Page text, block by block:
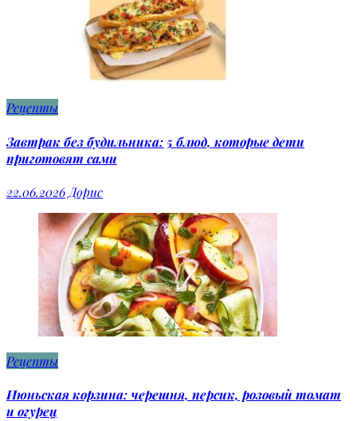
Рецепты
Завтрак без будильника: 5 блюд, которые дети
приготовят сами
22.06.2026 Дорис
Рецепты
Июньская корзина: черешня, персик, розовый томат
и огурец